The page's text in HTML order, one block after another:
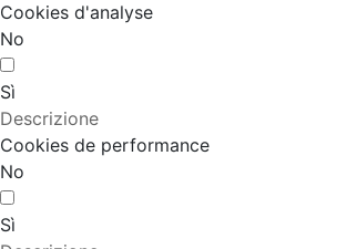
Cookies d'analyse
No
Sì
Descrizione
Cookies de performance
No
Sì